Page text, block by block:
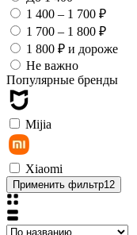
1 400 – 1 700 ₽
1 700 – 1 800 ₽
1 800 ₽ и дороже
Не важно
Популярные бренды
Mijia
Xiaomi
Применить фильтр12